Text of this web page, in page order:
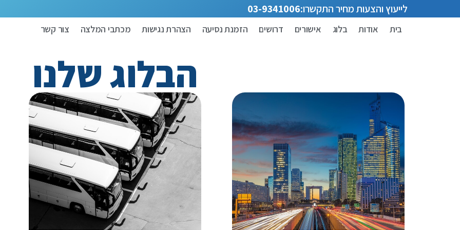
לייעוץ והצעות מחיר התקשרו:03-9341006
בית אודות בלוג אישורים דרושים הזמנת נסיעה הצהרת נגישות מכתבי המלצה צור קשר
הבלוג שלנו